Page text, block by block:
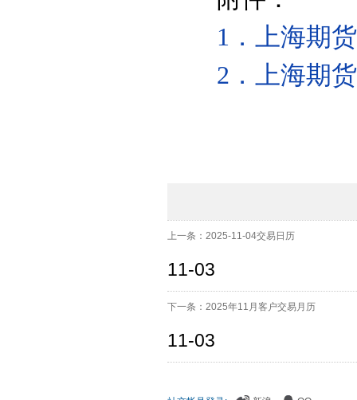
1 ．上海期
2 ．上海期
上一条：2025-11-04交易日历
11-03
下一条：2025年11月客户交易月历
11-03